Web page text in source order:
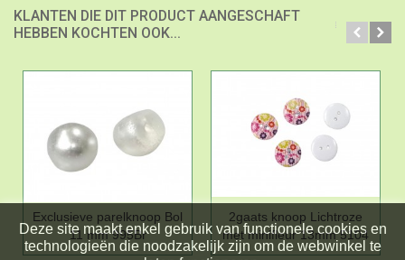
KLANTEN DIE DIT PRODUCT AANGESCHAFT
HEBBEN KOCHTEN OOK...
Exclusieve parelknoop Bol
11 mm 995Br
2gaats knoop Lichtroze
met minifleur 13mm 5104
Deze site maakt enkel gebruik van functionele cookies en
technologieën die noodzakelijk zijn om de webwinkel te